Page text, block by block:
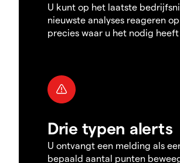
U kunt op het laatste
nieuwste analyses reageren
precies waar u het nodig heeft
Drie typen alerts
U ontvangt een melding als
bepaald aantal punten